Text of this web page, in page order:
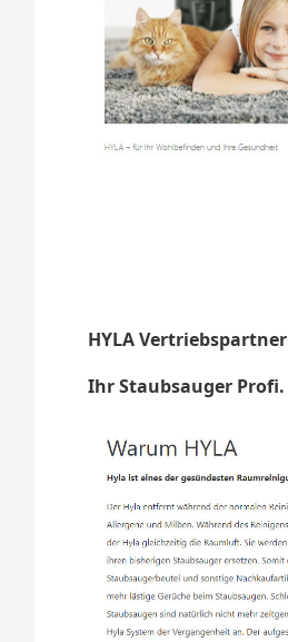
HYLA Vertriebspartner
Ihr Staubsauger Profi.